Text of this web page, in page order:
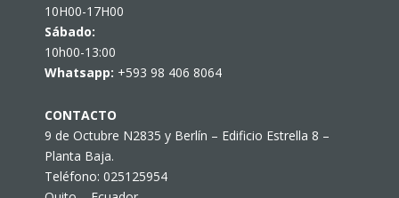
10H00-17H00
Sábado:
10h00-13:00
Whatsapp: +593 98 406 8064
CONTACTO
9 de Octubre N2835 y Berlín – Edificio Estrella 8 –
Planta Baja.
Teléfono: 025125954